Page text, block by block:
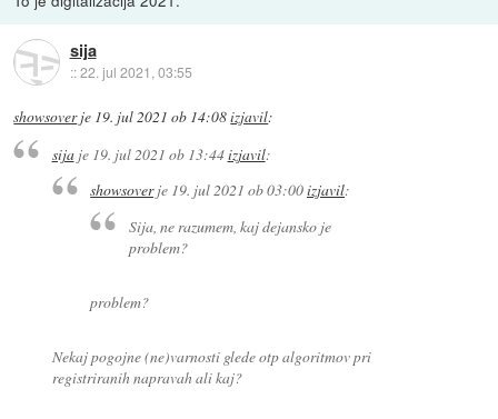
sija
::22. jul 2021, 03:55
showsoverje 19. jul 2021 ob 14:08izjavil:
sijaje 19. jul 2021 ob 13:44izjavil:
showsoverje 19. jul 2021 ob 03:00izjavil:
Sija, ne razumem, kaj dejansko je
problem?
problem?
Nekaj pogojne (ne)varnosti glede otp algoritmov pri
registriranih napravah ali kaj?